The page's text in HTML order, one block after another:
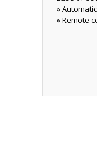
»
» Remote